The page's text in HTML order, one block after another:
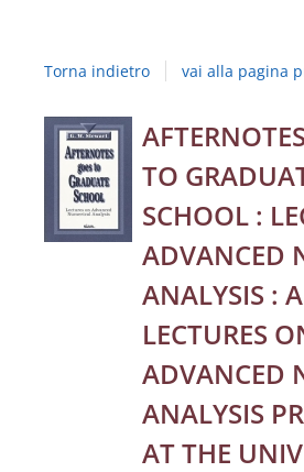
Torna indietro vai alla pagina
Dettaglio
del
documento
TO
SCHOOL :
ADVANCED
ANALYSIS :
LECTURES
ADVANCED
ANALYSIS
AT THE